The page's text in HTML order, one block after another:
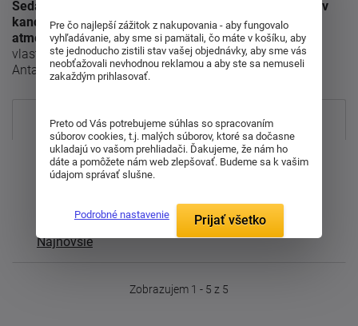
Sedacie vaky sú skvelou voľbou na relaxáciu doma aj v
kancelárskych priestoroch, kde vytvárajú neformálnu
atmosféru.Variabilita a pohodlie sú kľúčovými
vlastnosťami týchto moderných sedacích prvkov od
Antares.
Najpredávanejšie
Od najdrahšieho
Najnovšie
Zobrazujem 1 - 5 z 5
Pre čo najlepší zážitok z nakupovania - aby fungovalo
vyhľadávanie, aby sme si pamätali, čo máte v košíku, aby
ste jednoducho zistili stav vašej objednávky, aby sme vás
neobťažovali nevhodnou reklamou a aby ste sa nemuseli
zakaždým prihlasovať.
Preto od Vás potrebujeme súhlas so spracovaním
súborov cookies, t.j. malých súborov, ktoré sa dočasne
ukladajú vo vašom prehliadači. Ďakujeme, že nám ho
dáte a pomôžete nám web zlepšovať. Budeme sa k vašim
údajom správať slušne.
Podrobné nastavenie Prijať všetko